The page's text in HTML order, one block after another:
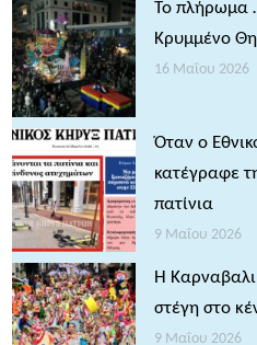
Το πλήρωμα
Κρυμμένο
16 Μαΐου 2026
Όταν ο
κατέγραφε
πατίνια
9 Μαΐου 2026
Η
στέγη στο
9 Μαΐου 2026